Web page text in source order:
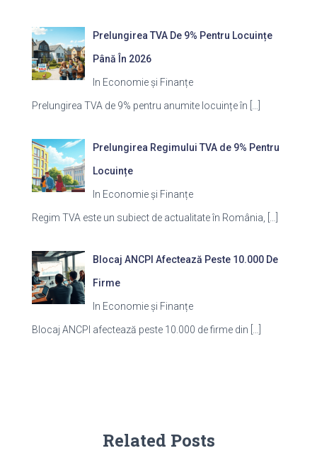
Prelungirea TVA De 9% Pentru Locuințe
Până În 2026
In Economie și Finanțe
Prelungirea TVA de 9% pentru anumite locuințe în
Prelungirea Regimului TVA de 9% Pentru
Locuințe
In Economie și Finanțe
Regim TVA este un subiect de actualitate în România,
Blocaj ANCPI Afectează Peste 10.000 De
Firme
In Economie și Finanțe
Blocaj ANCPI afectează peste 10.000 de firme din
Related Posts